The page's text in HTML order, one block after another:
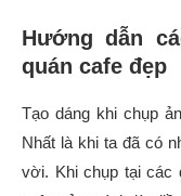
Hướng dẫn
quán cafe đẹp
Tạo dáng khi chụp
Nhất là khi ta đã có
vời. Khi chụp tại các